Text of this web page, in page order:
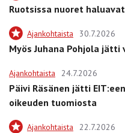
Ruotsissa nuoret
Ajankohtaista 30.7.2026
Myös Juhana Pohjola jätti
Ajankohtaista 24.7.2026
Päivi Räsänen jätti
oikeuden tuomiosta
Ajankohtaista 22.7.2026